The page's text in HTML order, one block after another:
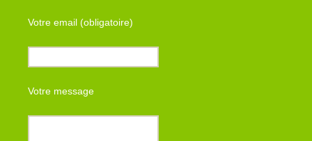
Votre email (obligatoire)
Votre message